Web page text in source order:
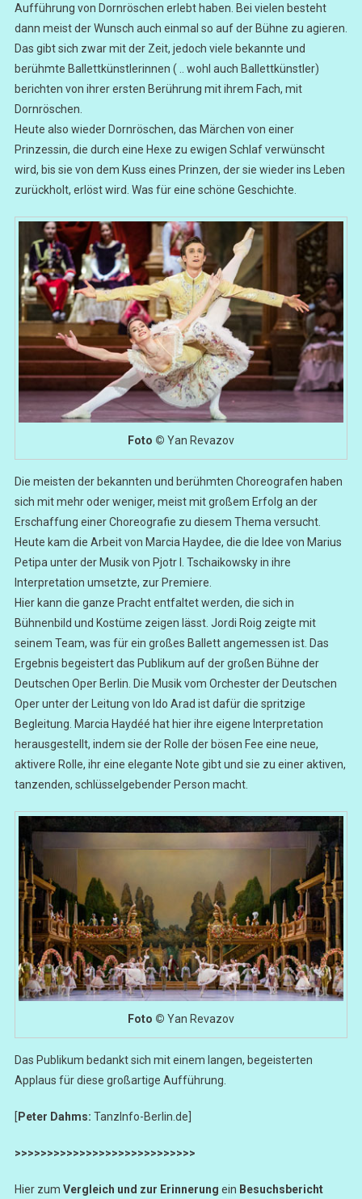
Aufführung von Dornröschen erlebt haben. Bei vielen besteht
dann meist der Wunsch auch einmal so auf der Bühne zu agieren.
Das gibt sich zwar mit der Zeit, jedoch viele bekannte und
berühmte Ballettkünstlerinnen ( .. wohl auch Ballettkünstler)
berichten von ihrer ersten Berührung mit ihrem Fach, mit
Dornröschen.
Heute also wieder Dornröschen, das Märchen von einer
Prinzessin, die durch eine Hexe zu ewigen Schlaf verwünscht
wird, bis sie von dem Kuss eines Prinzen, der sie wieder ins Leben
zurückholt, erlöst wird. Was für eine schöne Geschichte.
Foto © Yan Revazov
Die meisten der bekannten und berühmten Choreografen haben
sich mit mehr oder weniger, meist mit großem Erfolg an der
Erschaffung einer Choreografie zu diesem Thema versucht.
Heute kam die Arbeit von Marcia Haydee, die die Idee von Marius
Petipa unter der Musik von Pjotr I. Tschaikowsky in ihre
Interpretation umsetzte, zur Premiere.
Hier kann die ganze Pracht entfaltet werden, die sich in
Bühnenbild und Kostüme zeigen lässt. Jordi Roig zeigte mit
seinem Team, was für ein großes Ballett angemessen ist. Das
Ergebnis begeistert das Publikum auf der großen Bühne der
Deutschen Oper Berlin. Die Musik vom Orchester der Deutschen
Oper unter der Leitung von Ido Arad ist dafür die spritzige
Begleitung. Marcia Haydéé hat hier ihre eigene Interpretation
herausgestellt, indem sie der Rolle der bösen Fee eine neue,
aktivere Rolle, ihr eine elegante Note gibt und sie zu einer aktiven,
tanzenden, schlüsselgebender Person macht.
Foto © Yan Revazov
Das Publikum bedankt sich mit einem langen, begeisterten
Applaus für diese großartige Aufführung.
[ Peter Dahms: TanzInfo-Berlin.de]
>>>>>>>>>>>>>>>>>>>>>>>>>>>>
Hier zum Vergleich und zur Erinnerung ein Besuchsbericht